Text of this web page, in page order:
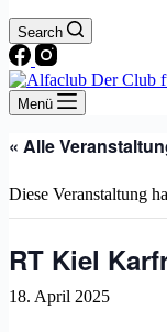
Search
Menü
« Alle
Diese Veranstaltung
RT Kiel
18. April 2025